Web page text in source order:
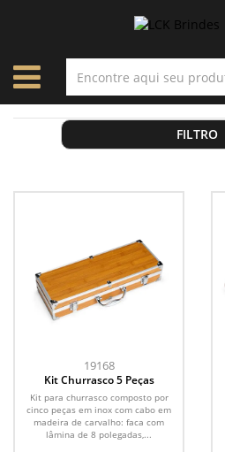
FILTRO
19168
Kit Churrasco 5 Peças
Kit para churrasco composto por
cinco peças em inox com cabo em
madeira de carvalho: faca com
lâmina de 8 polegadas,...